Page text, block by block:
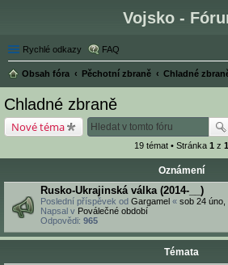
Vojsko -
Rychlé odkazy FAQ
Obsah fóra Pěchotní zbraně
Chladné
Chladné zbraně
Nové téma
19 témat • Stránka 1 z 1
Oznámení
Rusko-Ukrajinská válka (2014-__)
Poslední příspěvek od Gargamel « sob 24 úno,
Napsal v Poválečné období
Odpovědi: 965
Témata